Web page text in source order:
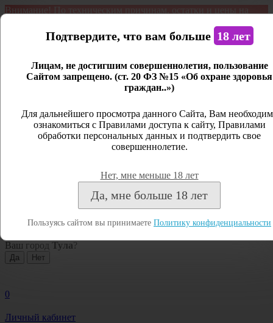
Внимание! По техническим причинам, остатки и цены на
является демонстрационным. Дистанционная продажа не
Открыть сайдбар
Личный кабинет
Закрыть
Посмотреть все результаты
Ваш город Тула ?
0
Личный кабинет
Подтвердите, что вам больше 18 лет
Лицам, не достигшим совершеннолетия, пользование
Сайтом запрещено. (ст. 20 ФЗ №15 «Об охране здоровья
граждан..»)
Для дальнейшего просмотра данного Сайта, Вам
ознакомиться с Правилами доступа к сайту, Правилами
обработки персональных данных и подтвердить свое
совершеннолетие.
Нет, мне меньше 18 лет
Да, мне больше 18 лет
Пользуясь сайтом вы принимаете Политику конфиденциальности